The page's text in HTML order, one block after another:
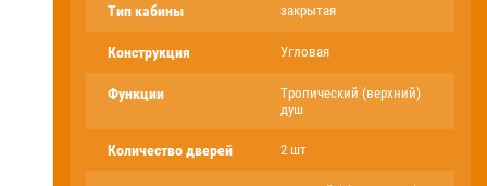
Тип кабины закрытая
Конструкция Угловая
Функции
Тропический (верхний)
душ
Количество дверей 2 шт